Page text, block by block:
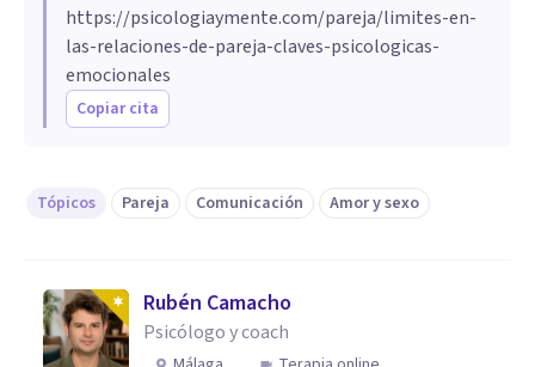
https://psicologiaymente.com/pareja/limites-en-
las-relaciones-de-pareja-claves-psicologicas-
emocionales
Copiar cita
Tópicos Pareja Comunicación Amor y sexo
Rubén Camacho
Psicólogo y coach